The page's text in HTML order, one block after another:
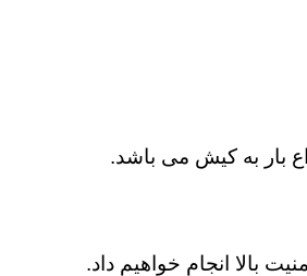
بار به کیش می باشد.
بالا انجام خواهیم داد.